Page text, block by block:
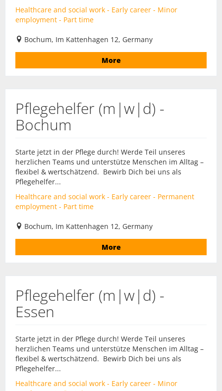
Healthcare and social work - Early career - Minor
employment - Part time
Bochum, Im Kattenhagen 12, Germany
More
Pflegehelfer (m|w|d) -
Bochum
Starte jetzt in der Pflege durch! Werde Teil unseres
herzlichen Teams und unterstütze Menschen im Alltag –
flexibel & wertschätzend. Bewirb Dich bei uns als
Pflegehelfer...
Healthcare and social work - Early career - Permanent
employment - Part time
Bochum, Im Kattenhagen 12, Germany
More
Pflegehelfer (m|w|d) -
Essen
Starte jetzt in der Pflege durch! Werde Teil unseres
herzlichen Teams und unterstütze Menschen im Alltag –
flexibel & wertschätzend. Bewirb Dich bei uns als
Pflegehelfer...
Healthcare and social work - Early career - Minor